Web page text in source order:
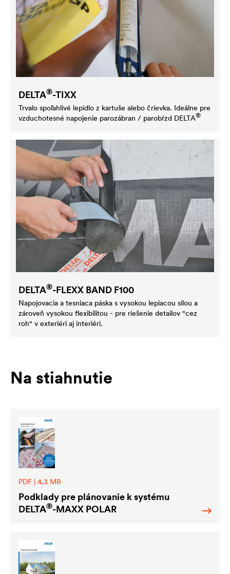
DELTA®-TIXX
Trvalo spoľahlivé lepidlo z kartuše alebo črievka. Ideálne pre
vzduchotesné napojenie parozábran / parobŕzd DELTA®
DELTA®-FLEXX BAND F100
Napojovacia a tesniaca páska s vysokou lepiacou silou a
zároveň vysokou flexibilitou - pre riešenie detailov "cez
roh" v exteriéri aj interiéri.
Na stiahnutie
PDF | 4,3 MB
Podklady pre plánovanie k systému
DELTA®-MAXX POLAR